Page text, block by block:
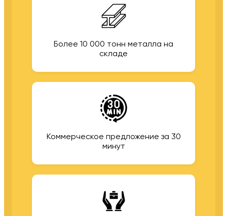
Более 10 000 тонн металла на
складе
Коммерческое предложение за 30
минут